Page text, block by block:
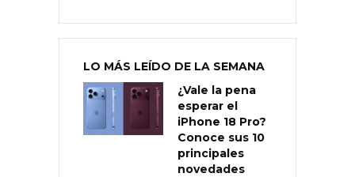
LO MÁS LEÍDO DE LA SEMANA
¿Vale la pena
esperar el
iPhone 18 Pro?
Conoce sus 10
principales
novedades